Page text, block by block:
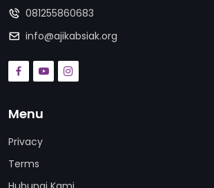
081255860683
info@ajikabsiak.org
Menu
Privacy
Terms